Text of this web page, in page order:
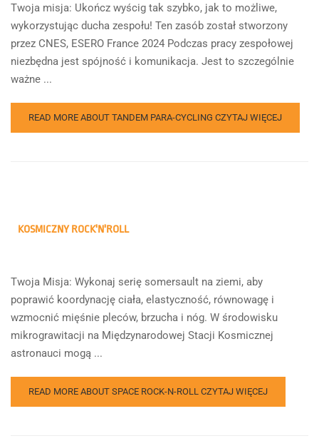
Twoja misja: Ukończ wyścig tak szybko, jak to możliwe,
wykorzystując ducha zespołu! Ten zasób został stworzony
przez CNES, ESERO France 2024 Podczas pracy zespołowej
niezbędna jest spójność i komunikacja. Jest to szczególnie
ważne ...
READ MORE ABOUT TANDEM PARA-CYCLING CZYTAJ WIĘCEJ
KOSMICZNY ROCK'N'ROLL
Twoja Misja: Wykonaj serię somersault na ziemi, aby
poprawić koordynację ciała, elastyczność, równowagę i
wzmocnić mięśnie pleców, brzucha i nóg. W środowisku
mikrograwitacji na Międzynarodowej Stacji Kosmicznej
astronauci mogą ...
READ MORE ABOUT SPACE ROCK-N-ROLL CZYTAJ WIĘCEJ